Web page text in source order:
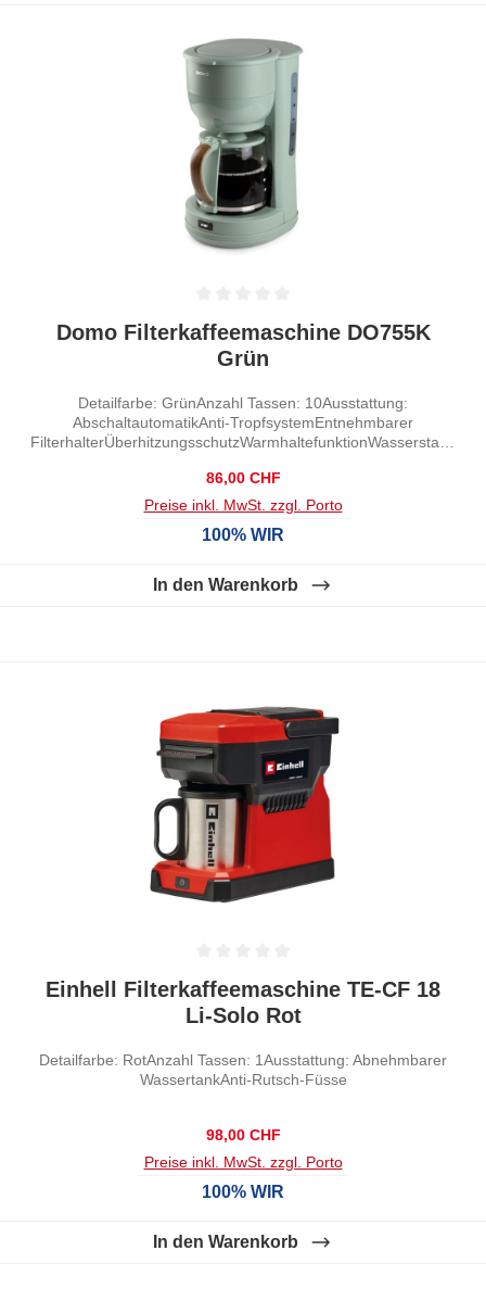
Durchschnittliche Bewertung von 0 von 5 Sternen
Domo Filterkaffeemaschine DO755K
Grün
Detailfarbe: GrünAnzahl Tassen: 10Ausstattung:
AbschaltautomatikAnti-TropfsystemEntnehmbarer
FilterhalterÜberhitzungsschutzWarmhaltefunktionWasserstand
Regulärer Preis:
86,00 CHF
Preise inkl. MwSt. zzgl. Porto
100% WIR
In den Warenkorb
Durchschnittliche Bewertung von 0 von 5 Sternen
Einhell Filterkaffeemaschine TE-CF 18
Li-Solo Rot
Detailfarbe: RotAnzahl Tassen: 1Ausstattung: Abnehmbarer
WassertankAnti-Rutsch-Füsse
Regulärer Preis:
98,00 CHF
Preise inkl. MwSt. zzgl. Porto
100% WIR
In den Warenkorb